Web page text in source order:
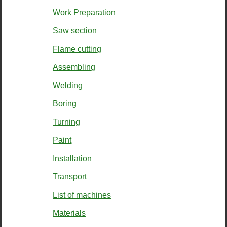
Work Preparation
Saw section
Flame cutting
Assembling
Welding
Boring
Turning
Paint
Installation
Transport
List of machines
Materials